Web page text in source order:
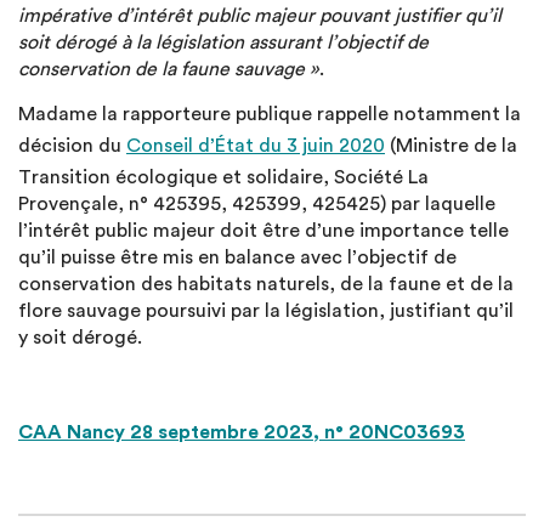
impérative d’intérêt public majeur pouvant justifier qu’il
soit dérogé à la législation assurant l’objectif de
conservation de la faune sauvage ».
Madame la rapporteure publique rappelle notamment la
décision du Conseil d’État du 3 juin 2020 (Ministre de la
Transition écologique et solidaire, Société La
Provençale, n° 425395, 425399, 425425) par laquelle
l’intérêt public majeur doit être d’une importance telle
qu’il puisse être mis en balance avec l’objectif de
conservation des habitats naturels, de la faune et de la
flore sauvage poursuivi par la législation, justifiant qu’il
y soit dérogé.
CAA Nancy 28 septembre 2023, n° 20NC03693